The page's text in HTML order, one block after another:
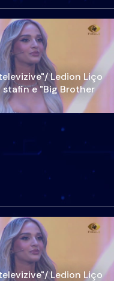
Ledion Liço
e "Big Brother
Ledion Liço